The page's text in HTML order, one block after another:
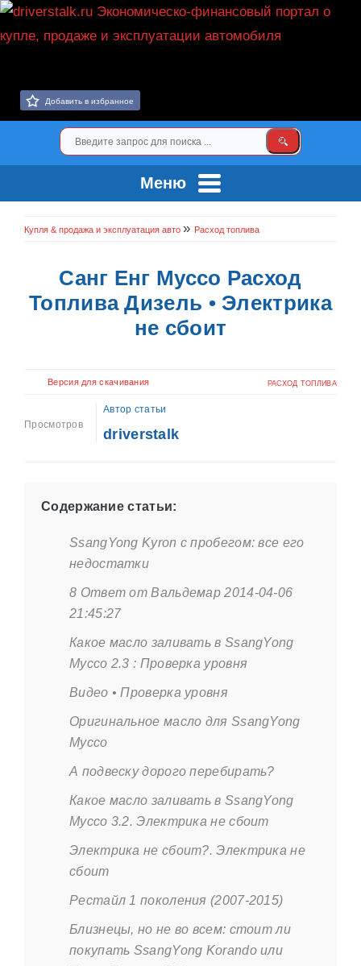
Добавить в избранное
Меню
Купля & продажа и эксплуатация авто » Расход топлива
Санг Енг Муссо Расход
Топлива Дизель • Электрика
не сбоит
Версия для скачивания РАСХОД ТОПЛИВА
Просмотров
Автор статьи
driverstalk
Содержание статьи:
SsangYong Kyron с пробегом: все его
недостатки
8 Ответ от Вальдемар 2014-04-06
21:45:27
Какое масло заливать в SsangYong
Муссо 2.3 : Проверка уровня
Видео • Проверка уровня
Оригинальное масло для SsangYong
Муссо
А подвеску дорого перебирать?
Какое масло заливать в SsangYong
Муссо 3.2. Электрика не сбоит
Электрика не сбоит?. Электрика не
сбоит
Рестайл 1 поколения (2007-2015)
Близнецы, но не во всем: стоит ли
покупать SsangYong Korando или